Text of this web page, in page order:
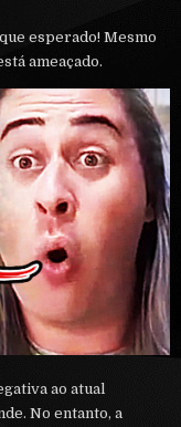
esperado! Mesmo
ameaçado.
ao atual
No entanto, a